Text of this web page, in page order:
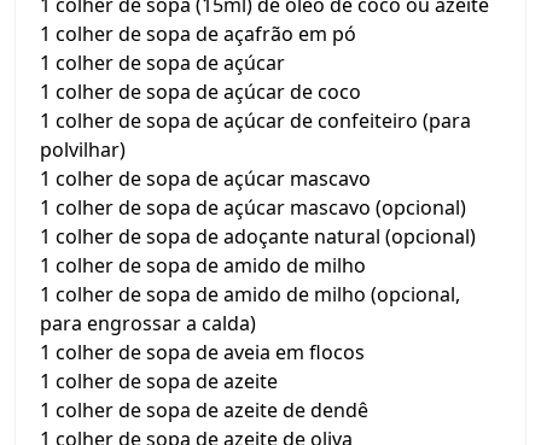
1 colher de sopa de açafrão em pó
1 colher de sopa de açúcar
1 colher de sopa de açúcar de coco
1 colher de sopa de açúcar de confeiteiro (para
polvilhar)
1 colher de sopa de açúcar mascavo
1 colher de sopa de açúcar mascavo (opcional)
1 colher de sopa de adoçante natural (opcional)
1 colher de sopa de amido de milho
1 colher de sopa de amido de milho (opcional,
para engrossar a calda)
1 colher de sopa de aveia em flocos
1 colher de sopa de azeite
1 colher de sopa de azeite de dendê
1 colher de sopa de azeite de oliva